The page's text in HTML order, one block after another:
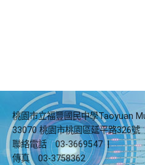
桃園市立福豐國民中學Taoyuan
33070 桃園市桃園區延平路326號
聯絡電話
03-3669547 |
傳真
03-3758362